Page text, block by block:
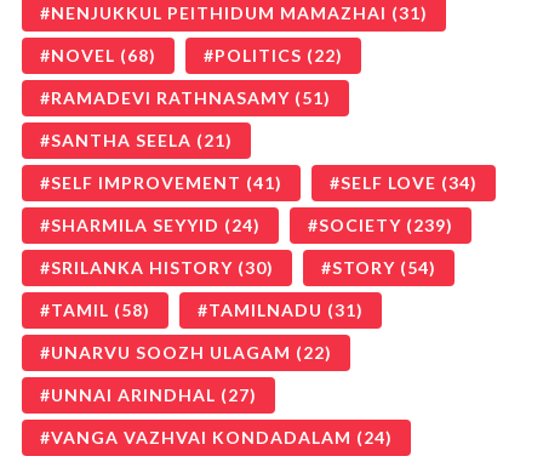
NENJUKKUL PEITHIDUM MAMAZHAI (31)
NOVEL (68) POLITICS (22)
RAMADEVI RATHNASAMY (51)
SANTHA SEELA (21)
SELF IMPROVEMENT (41) SELF LOVE (34)
SHARMILA SEYYID (24) SOCIETY (239)
SRILANKA HISTORY (30) STORY (54)
TAMIL (58) TAMILNADU (31)
UNARVU SOOZH ULAGAM (22)
UNNAI ARINDHAL (27)
VANGA VAZHVAI KONDADALAM (24)